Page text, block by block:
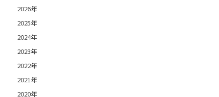
2026年
2025年
2024年
2023年
2022年
2021年
2020年